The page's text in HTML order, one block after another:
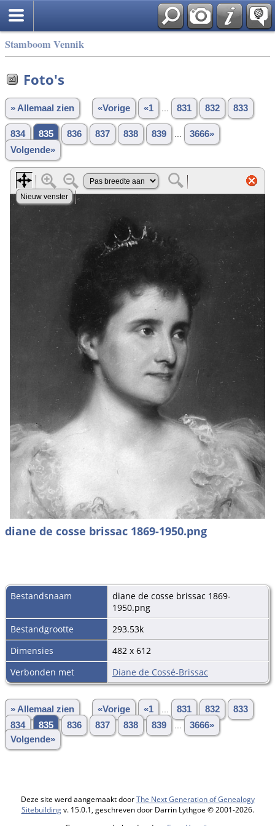
Stamboom Vennik
Foto's
» Allemaal zien «Vorige «1 831 832 833
834 835 836 837 838 839
3666»
Volgende»
diane de cosse brissac 1869-1950.png
Bestandsnaam
diane de cosse brissac 1869-
1950.png
Bestandgrootte
293.53k
Dimensies
482 x 612
Verbonden met
Diane de Cossé-Brissac
» Allemaal zien «Vorige «1 831 832
833
834
835 836 837 838 839
3666»
Volgende»
Deze site werd aangemaakt doorThe Next Generation of Genealogy
Sitebuildingv. 15.0.1, geschreven door Darrin Lythgoe © 2001-2026.